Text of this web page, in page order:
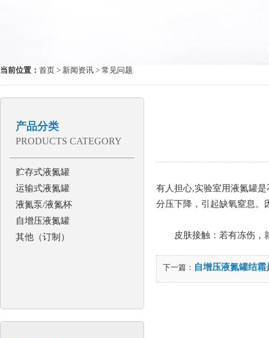
当前位置： 首页 > 新闻资讯 > 常见问题
产品分类
PRODUCTS CATEGORY
贮存式液氮罐
运输式液氮罐
液氮泵/液氮杯
自增压液氮罐
其他（订制）
有人担心,实验室用液氮罐
分压下降，引起缺氧窒息。
皮肤接触：若有冻伤，就
下一篇： 自增压液氮罐结霜